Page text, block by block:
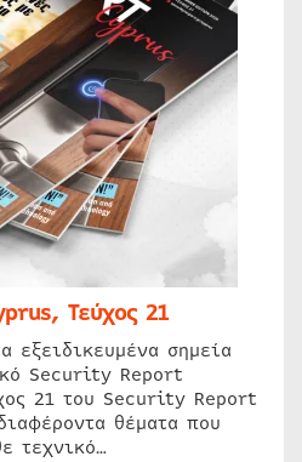
Τεύχος 21
εξειδικευμένα σημεία
Security Report
21 του Security Report
θέματα που
τεχνικό…